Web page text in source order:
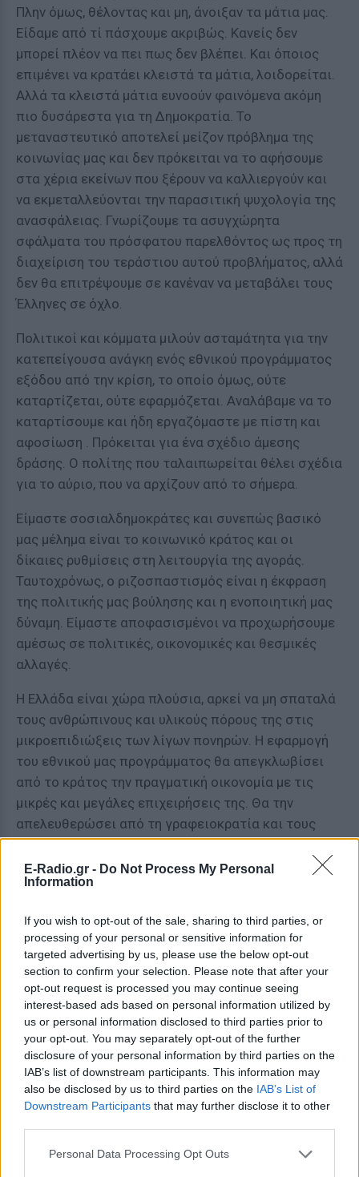
E-Radio.gr - Do Not Process My Personal
Information
If you wish to opt-out of the sale, sharing to third parties, or
processing of your personal or sensitive information for
targeted advertising by us, please use the below opt-out
section to confirm your selection. Please note that after your
opt-out request is processed you may continue seeing
interest-based ads based on personal information utilized by
us or personal information disclosed to third parties prior to
your opt-out. You may separately opt-out of the further
disclosure of your personal information by third parties on the
IAB’s list of downstream participants. This information may
also be disclosed by us to third parties on the IAB’s List of
Downstream Participants that may further disclose it to other
Personal Data Processing Opt Outs
Πλην όμως, θέλοντας και μη, άνοιξαν τα μάτια μας.
Είδαμε από τί πάσχουμε ακριβώς. Κανείς δεν
μπορεί πλέον να πει πως δεν βλέπει. Και όποιος
επιμένει να κρατάει κλειστά τα μάτια, λοιδορείται.
Αλλά τα κλειστά μάτια ευνοούν φαινόμενα ακόμη
πιο δυσάρεστα για τη Δημοκρατία. Το
μεταναστευτικό αποτελεί μείζον πρόβλημα της
κοινωνίας μας και δεν πρόκειται να το αφήσουμε
στα χέρια εκείνων που ξέρουν να καλλιεργούν και
να εκμεταλλεύονται την παρασιτική ψυχολογία της
ανασφάλειας. Γνωρίζουμε τα ασυγχώρητα
σφάλματα του πρόσφατου παρελθόντος ως προς τη
διαχείριση του τεράστιου αυτού προβλήματος, αλλά
δεν θα επιτρέψουμε σε κανέναν να μεταβάλει τους
Έλληνες σε όχλο.
Πολιτικοί και κόμματα μιλούν ασταμάτητα για την
κατεπείγουσα ανάγκη ενός εθνικού προγράμματος
εξόδου από την κρίση, το οποίο όμως, ούτε
καταρτίζεται, ούτε εφαρμόζεται. Αναλάβαμε να το
καταρτίσουμε και ήδη εργαζόμαστε με πίστη και
αφοσίωση . Πρόκειται για ένα σχέδιο άμεσης
δράσης. Ο πολίτης που ταλαιπωρείται θέλει σχέδια
για το αύριο, που να αρχίζουν από το σήμερα.
Είμαστε σοσιαλδημοκράτες και συνεπώς βασικό
μας μέλημα είναι το κοινωνικό κράτος και οι
δίκαιες ρυθμίσεις στη λειτουργία της αγοράς.
Ταυτοχρόνως, ο ριζοσπαστισμός είναι η έκφραση
της πολιτικής μας βούλησης και η ενοποιητική μας
δύναμη. Είμαστε αποφασισμένοι να προχωρήσουμε
αμέσως σε πολιτικές, οικονομικές και θεσμικές
αλλαγές.
Η Ελλάδα είναι χώρα πλούσια, αρκεί να μη σπαταλά
τους ανθρώπινους και υλικούς πόρους της στις
μικροεπιδιώξεις των λίγων πονηρών. Η εφαρμογή
του εθνικού μας προγράμματος θα απεγκλωβίσει
από το κράτος την πραγματική οικονομία με τις
μικρές και μεγάλες επιχειρήσεις της. Θα την
απελευθερώσει από τη γραφειοκρατία και τους
βραδύτατους ρυθμούς που χαρακτηρίζουν την
απόδοση της Δικαιοσύνης. Οι αδειοδοτήσεις θα
καταργηθούν, οι δικαστικοί έλεγχοι των
γρήγορα και ορθολογικά βάσει μιας μικρότερης
αλλά κατά πολύ πιο αποδοτικής κλίμακας.
Ταυτοχρόνως, η ρύθμιση της αγοράς θα είναι και η
σφραγίδα της σοσιαλδημοκρατικής μας
ταυτότητας. Είναι σκάνδαλο να πέφτουν οι μισθοί,
να ανεβαίνουν οι τιμές και να αυξάνεται η ανεργία,
οι δε τράπεζες να αρνούνται τη στήριξη των νέων
επιχειρήσεων και των έξυπνων και αποδοτικών
επιχειρηματικών ιδεών, χωρίς να λογοδοτούν σε
Το κοινωνικό κράτος αναδιανομής, παρά την